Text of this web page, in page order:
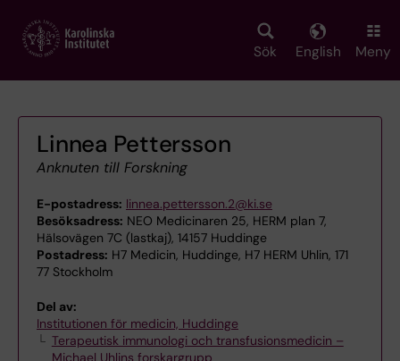
main
Sök English Meny
Linnea Pettersson
Anknuten till Forskning
E-postadress: linnea.pettersson.2@ki.se
Besöksadress: NEO Medicinaren 25, HERM plan 7,
Hälsovägen 7C (lastkaj), 14157 Huddinge
Postadress: H7 Medicin, Huddinge, H7 HERM Uhlin, 171
77 Stockholm
Del av:
Institutionen för medicin, Huddinge
Terapeutisk immunologi och transfusionsmedicin –
Michael Uhlins forskargrupp